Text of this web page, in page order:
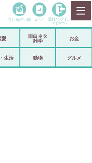
当たる占い師 占い 登録• ログイン
マイルーム
愛
面白ネタ
雑学
お金
生活 動物 グルメ